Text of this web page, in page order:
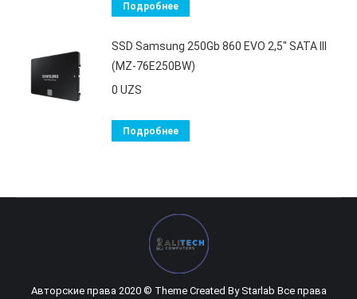
Подробнее
SSD Samsung 250Gb 860 EVO 2,5" SATA III
(MZ-76E250BW)
0 UZS
Подробнее
Авторские права 2020 © Theme Created ByStarlab Все права